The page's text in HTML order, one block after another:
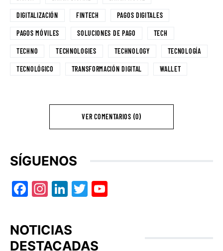
DIGITALIZACIÓN FINTECH PAGOS DIGITALES
PAGOS MÓVILES SOLUCIONES DE PAGO TECH
TECHNO TECHNOLOGIES TECHNOLOGY TECNOLOGÍA
TECNOLÓGICO TRANSFORMACIÓN DIGITAL WALLET
VER COMENTARIOS (0)
SÍGUENOS
Facebook
Instagram
LinkedIn
Twitter
NOTICIAS
DESTACADAS